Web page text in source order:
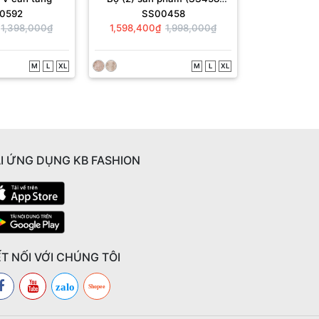
1,398,000₫
M L XL
+QD1002).
SS00458
1,598,400₫ 1,998,000₫
M L XL
ỨNG DỤNG KB FASHION
NỐI VỚI CHÚNG TÔI
zalo Shopee